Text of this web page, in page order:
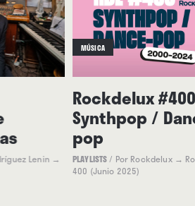
Lenin →
MÚSICA
Rockdelux
Synthpop /
pop
PLAYLISTS/ Por Rockdelux →
400 (Junio 2025)